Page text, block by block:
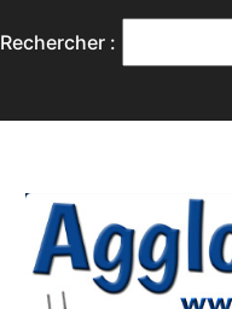
Rechercher :